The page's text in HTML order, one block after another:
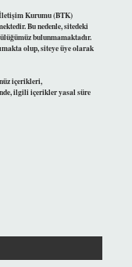
Kurumu (BTK)
Bu nedenle, sitedeki
bulunmamaktadır.
olup, siteye üye olarak
içerikleri,
ilgili içerikler yasal süre